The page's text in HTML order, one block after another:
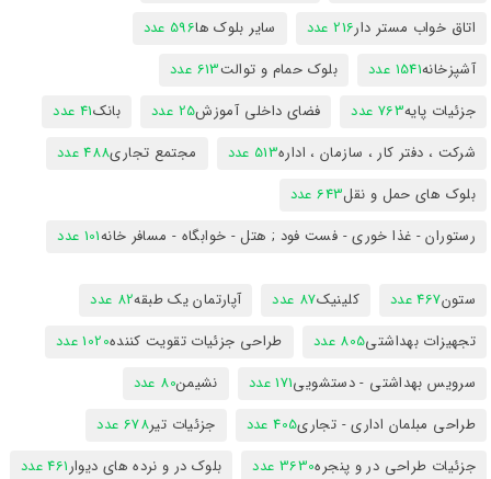
اتاق خواب مستر دار216 عدد سایر بلوک ها596 عدد
آشپزخانه1541 عدد بلوک حمام و توالت613 عدد
جزئیات پایه763 عدد فضای داخلی آموزش25 عدد بانک41 عدد
شرکت ، دفتر کار ، سازمان ، اداره513 عدد مجتمع تجاری488 عدد
بلوک های حمل و نقل643 عدد
رستوران - غذا خوری - فست فود ; هتل - خوابگاه - مسافر خانه101 عدد
ستون467 عدد کلینیک87 عدد آپارتمان یک طبقه82 عدد
تجهیزات بهداشتی805 عدد طراحی جزئیات تقویت کننده1020 عدد
سرویس بهداشتی - دستشویی171 عدد نشیمن80 عدد
طراحی مبلمان اداری - تجاری405 عدد جزئیات تیر678 عدد
جزئیات طراحی در و پنجره3630 عدد بلوک در و نرده های دیوار461 عدد